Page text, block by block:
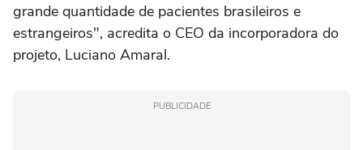
grande quantidade de pacientes brasileiros e
estrangeiros", acredita o CEO da incorporadora do
projeto, Luciano Amaral.
PUBLICIDADE